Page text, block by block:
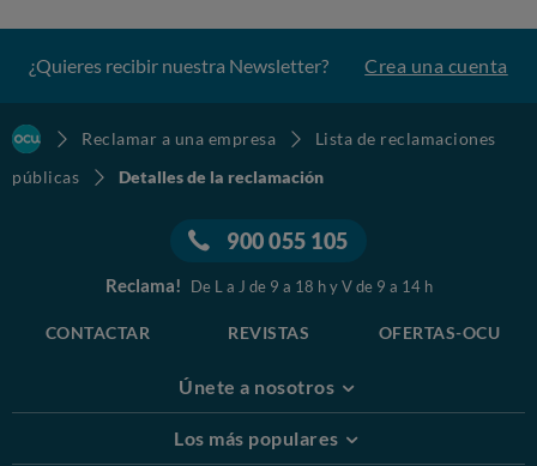
¿Quieres recibir nuestra Newsletter? Crea una cuenta
Reclamar a una empresa
Lista de reclamaciones
públicas
Detalles de la reclamación
900 055 105
Reclama! De L a J de 9 a 18 h y V de 9 a 14 h
CONTACTAR REVISTAS OFERTAS-OCU
Únete a nosotros
Los más populares